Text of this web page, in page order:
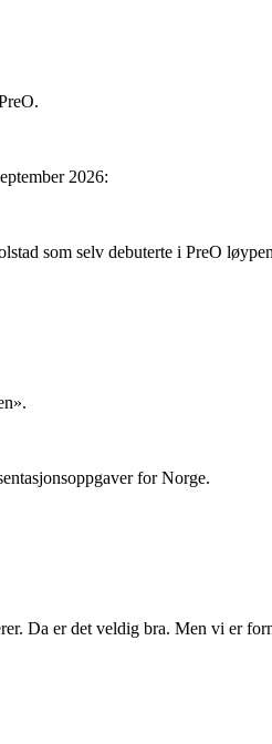
2026:
som selv debuterte i PreO
for Norge.
Da er det veldig bra. Men vi er